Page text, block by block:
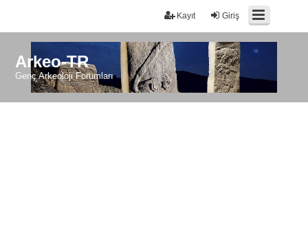
Giriş
Kayıt
Arkeo-TR
Genç Arkeoloji Forumları